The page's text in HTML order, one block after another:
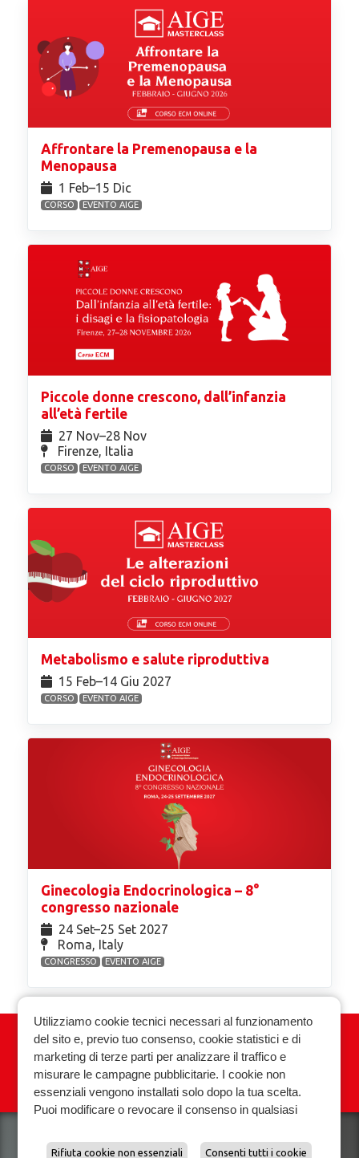
Affrontare la Premenopausa e la
Menopausa
1 Feb⁠–15 Dic
CORSO EVENTO AIGE
Piccole donne crescono, dall’infanzia
all’età fertile
27 Nov⁠–28 Nov
Firenze, Italia
CORSO EVENTO AIGE
Metabolismo e salute riproduttiva
15 Feb⁠–14 Giu 2027
CORSO EVENTO AIGE
Ginecologia Endocrinologica – 8°
congresso nazionale
24 Set⁠–25 Set 2027
Roma, Italy
CONGRESSO EVENTO AIGE
Associazione Italiana Ginecologia
Endocrinologica
Privacy policy Cookie policy
Utilizziamo cookie tecnici necessari al funzionamento
del sito e, previo tuo consenso, cookie statistici e di
marketing di terze parti per analizzare il traffico e
misurare le campagne pubblicitarie. I cookie non
essenziali vengono installati solo dopo la tua scelta.
Puoi modificare o revocare il consenso in qualsiasi
Scopri di piu e gestisci le preferenze sui cookie.
Rifiuta cookie non essenziali Consenti tutti i cookie